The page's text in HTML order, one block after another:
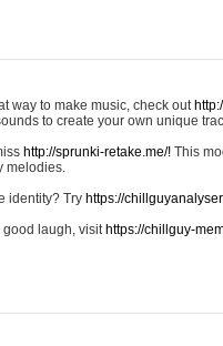
way to make music, check out
to create your own unique
http://sprunki-retake.me/! This
melodies.
identity? Try https://
good laugh, visit https://chillguy-